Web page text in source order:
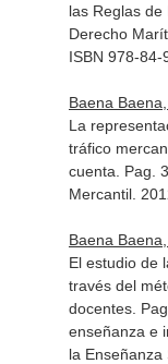
las Reglas de
Derecho
ISBN 978-84-
Baena
La
tráfico
cuenta. Pag.
Mercantil.
Baena
El estudio de
través del
docentes.
enseñanza e
la Enseñanza